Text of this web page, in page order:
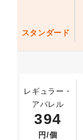
スタンダード
レギュラー ・
アパレル
394
円/個